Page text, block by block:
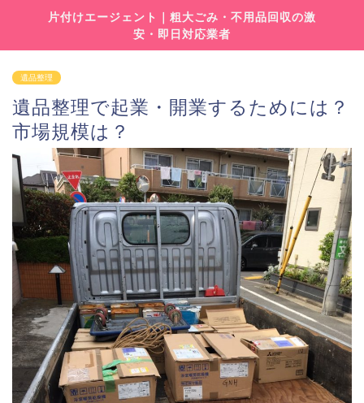
片付けエージェント｜粗大ごみ・不用品回収の激
安・即日対応業者
遺品整理
遺品整理で起業・開業するためには？
市場規模は？